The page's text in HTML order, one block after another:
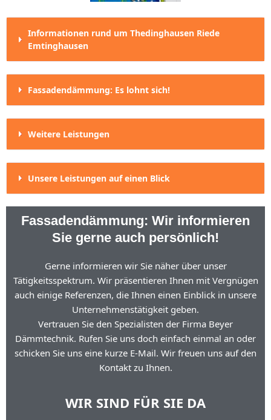
Informationen rund um Thedinghausen Riede
Emtinghausen
Fassadendämmung: Es lohnt sich!
Weitere Leistungen
Unsere Leistungen auf einen Blick
Fassadendämmung: Wir informieren
Sie gerne auch persönlich!
Gerne informieren wir Sie näher über unser
Tätigkeitsspektrum. Wir präsentieren Ihnen mit Vergnügen
auch einige Referenzen, die Ihnen einen Einblick in unsere
Unternehmenstätigkeit geben.
Vertrauen Sie den Spezialisten der Firma Beyer
Dämmtechnik. Rufen Sie uns doch einfach einmal an oder
schicken Sie uns eine kurze E-Mail. Wir freuen uns auf den
Kontakt zu Ihnen.
WIR SIND FÜR SIE DA